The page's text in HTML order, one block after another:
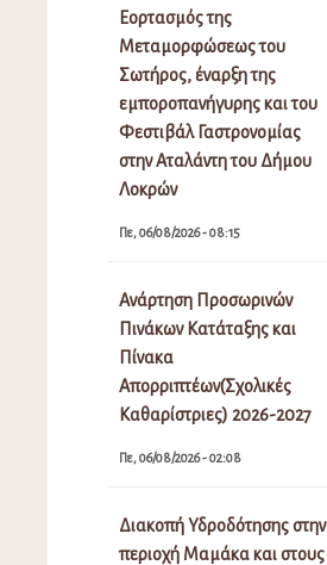
Εορτασμός της
Μεταμορφώσεως του
Σωτήρος, έναρξη της
εμποροπανήγυρης και του
Φεστιβάλ Γαστρονομίας
στην Αταλάντη του Δήμου
Λοκρών
Πε, 06/08/2026 - 08:15
Ανάρτηση Προσωρινών
Πινάκων Κατάταξης και
Πίνακα
Απορριπτέων(Σχολικές
Καθαρίστριες) 2026-2027
Πε, 06/08/2026 - 02:08
Διακοπή Υδροδότησης στην
περιοχή Μαμάκα και στους